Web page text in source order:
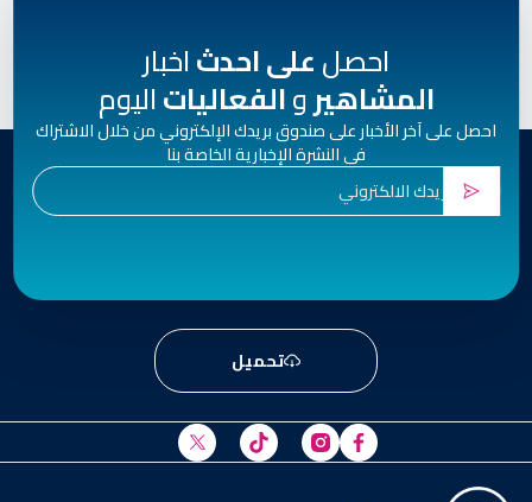
احصلعلى احدثاخبار
المشاهيروالفعالياتاليوم
احصل على آخر الأخبار على صندوق بريدك الإلكتروني من خلال الاشتراك
في النشرة الإخبارية الخاصة بنا
تحميل